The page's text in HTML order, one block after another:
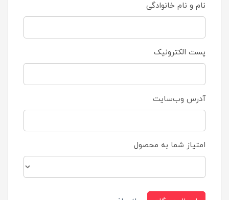
نام و نام خانوادگی
پست الکترونیک
آدرس وب‌سایت
امتیاز شما به محصول